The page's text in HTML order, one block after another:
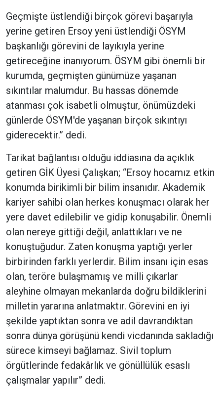
Geçmişte üstlendiği birçok görevi başarıyla
yerine getiren Ersoy yeni üstlendiği ÖSYM
başkanlığı görevini de layıkıyla yerine
getireceğine inanıyorum. ÖSYM gibi önemli bir
kurumda, geçmişten günümüze yaşanan
sıkıntılar malumdur. Bu hassas dönemde
atanması çok isabetli olmuştur, önümüzdeki
günlerde ÖSYM'de yaşanan birçok sıkıntıyı
giderecektir.” dedi.
Tarikat bağlantısı olduğu iddiasına da açıklık
getiren GİK Üyesi Çalışkan; “Ersoy hocamız etkin
konumda birikimli bir bilim insanıdır. Akademik
kariyer sahibi olan herkes konuşmacı olarak her
yere davet edilebilir ve gidip konuşabilir. Önemli
olan nereye gittiği değil, anlattıkları ve ne
konuştuğudur. Zaten konuşma yaptığı yerler
birbirinden farklı yerlerdir. Bilim insanı için esas
olan, teröre bulaşmamış ve milli çıkarlar
aleyhine olmayan mekanlarda doğru bildiklerini
milletin yararına anlatmaktır. Görevini en iyi
şekilde yaptıktan sonra ve adil davrandıktan
sonra dünya görüşünü kendi vicdanında sakladığı
sürece kimseyi bağlamaz. Sivil toplum
örgütlerinde fedakârlık ve gönüllülük esaslı
çalışmalar yapılır” dedi.